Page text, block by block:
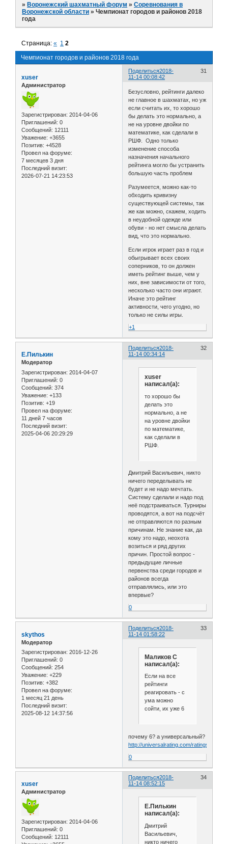
»Воронежский шахматный форум »Соревнования в
Воронежской области »Чемпионат городов и районов 2018
года
Чемпионат городов и районов 2018 года
Страница:« 1 2
Поделиться 31
2018-
11-14 00:08:42
xuser
Администратор
Зарегистрирован: 2014-04-06
Приглашений: 0
Сообщений: 12111
Уважение: +3655
Позитив: +4528
Провел на форуме:
7 месяцев 3 дня
Последний визит:
2026-07-21 14:23:53
Безусловно, рейтинги далеко
не главное в шахматах, но уж
если считать их, то хорошо
бы делать это нормально, а
не на уровне двойки по
математике, как сделали в
РШФ. Одно только
изменение способа
назначения начального
рейтинга могло бы устранить
большую часть проблем
Разумеется, можно как-то
обходить кривизну
существующей системы, так
же как можно, скажем, ходить
в неудобной одежде или
обуви - но нет смысла делать
вид, что это нормально.
Если игрок играет раз в год и
обыгрывает всех своих
соперников, то он должен
иметь рейтинг выше, чем у
них, вне зависимости от того,
несколько часто они играют.
Иначе это рейтинг
активности, чего угодно, но
только не силы игры.
+1
Поделиться 32
2018-
11-14 00:34:14
Е.Пилькин
Модератор
Зарегистрирован: 2014-04-07
Приглашений: 0
Сообщений: 374
Уважение: +133
Позитив: +19
Провел на форуме:
11 дней 7 часов
Последний визит:
2025-04-06 20:29:29
xuser
написал(а):
то хорошо бы
делать это
нормально, а не
на уровне двойки
по математике,
как сделали в
РШФ.
Дмитрий Васильевич, никто
ничего переделывать не
будет и не надо мечтать.
Систему сделали и надо под
неё подстраиваться. Турниры
проводятся, а вот на подсчёт
не отправляются по разным
причинам. Не знание как, да
кому это надо, неохота
возиться и ряд других
причин. Простой вопрос -
предыдущие личные
первенства среди городов и
районов всегда
отправлялись, или это
впервые?
0
Поделиться 33
2018-
11-14 01:58:22
skythos
Модератор
Зарегистрирован: 2016-12-26
Приглашений: 0
Сообщений: 254
Уважение: +229
Позитив: +382
Провел на форуме:
1 месяц 21 день
Последний визит:
2025-08-12 14:37:56
Маликов С
написал(а):
Если на все
рейтинги
реагировать - с
ума можно
сойти, их уже 6
почему 6? а универсальный?
http://universalrating.com/ratings.php
0
Поделиться 34
2018-
11-14 08:52:15
xuser
Администратор
Зарегистрирован: 2014-04-06
Приглашений: 0
Сообщений: 12111
Е.Пилькин
написал(а):
Дмитрий
Васильевич,
никто ничего